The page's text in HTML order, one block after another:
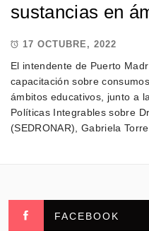
sustancias en
17 OCTUBRE, 2022
El intendente de Puerto
capacitación sobre
ámbitos educativos, junto a
Políticas Integrables sobre
(SEDRONAR), Gabriela
FACEBOOK